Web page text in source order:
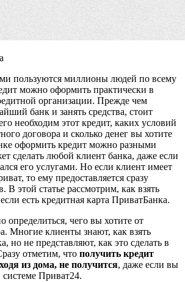
пользуются миллионы людей по всему
можно оформить практически в
организации. Прежде чем
банк и занять средства, стоит
необходим этот кредит, каких условий
договора и сколько денег вы хотите
оформить кредит можно разными
сделать любой клиент банка, даже если
его услугами. Но если клиент имеет
то ему предоставляется сразу
В этой статье рассмотрим, как взять
есть кредитная карта ПриватБанка.
определиться, чего вы хотите от
Многие клиенты знают, как взять
но не представляют, как это сделать в
отметим, что получить кредит
из дома, не получится, даже если вы
системе Приват24.